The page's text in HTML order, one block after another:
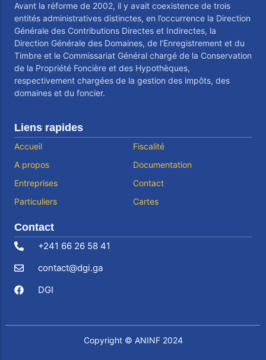
Avant la réforme de 2002, il y avait coexistence de trois
entités administratives distinctes, en l’occurrence la Direction
Générale des Contributions Directes et Indirectes, la
Direction Générale des Domaines, de l’Enregistrement et du
Timbre et le Commissariat Général chargé de la Conservation
de la Propriété Foncière et des Hypothèques,
respectivement chargées de la gestion des impôts, des
domaines et du foncier.
Liens rapides
Accueil
A propos
Entreprises
Particuliers
Fiscalité
Documentation
Contact
Cartes
Contact
+241 66 26 58 41
contact@dgi.ga
DGI
Copyright © ANINF 2024